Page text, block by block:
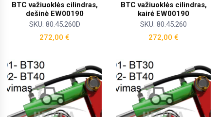
BTC važiuoklės cilindras,
dešinė EW00190
SKU: 80.45.260D
272,00 €
BTC važiuoklės cilindras,
kairė EW00190
SKU: 80.45.260
272,00 €